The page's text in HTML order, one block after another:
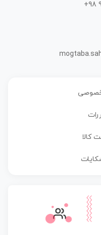
+98
کالا